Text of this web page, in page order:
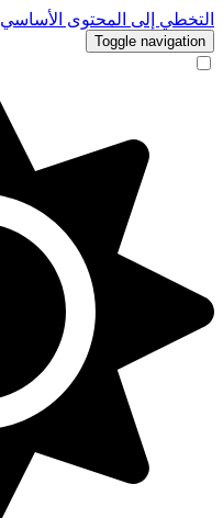
التخطي إلى المحتوى الأساسي
Toggle navigation